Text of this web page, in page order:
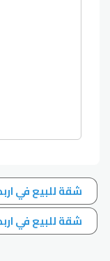
شقة للبيع في
شقة للبيع في